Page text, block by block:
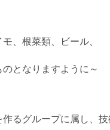
、根菜類、ビール、
となりますように～
るグループに属し、技